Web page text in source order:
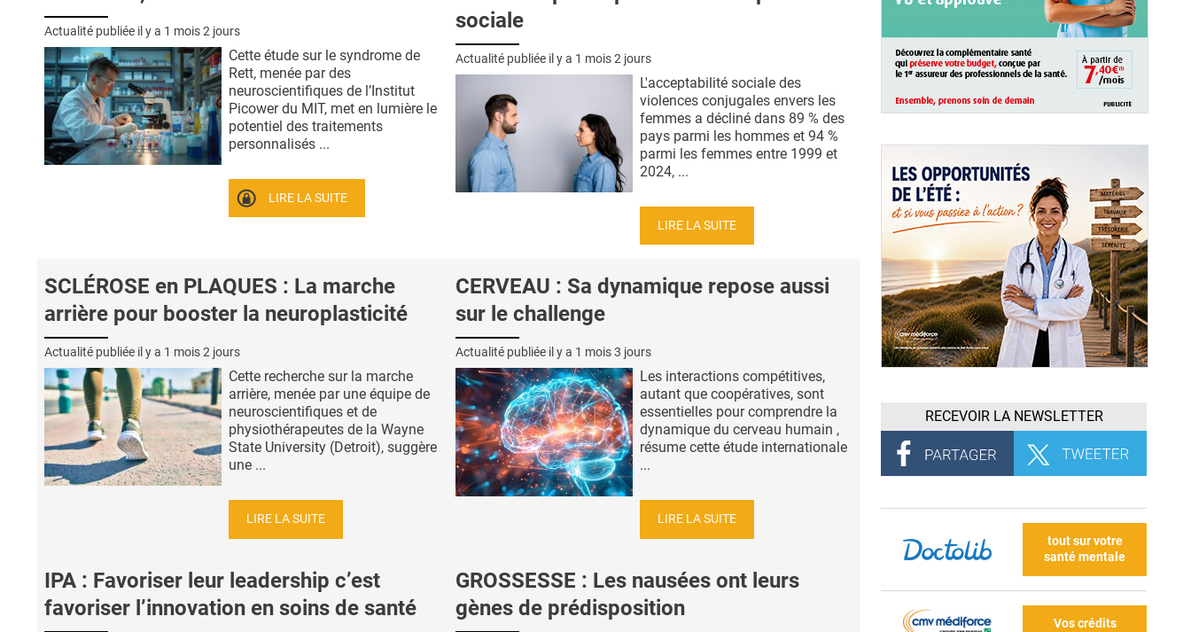
Actualité publiée il y a 1 mois 2 jours
Cette étude sur le syndrome de
Rett, menée par des
neuroscientifiques de l’Institut
Picower du MIT, met en lumière le
potentiel des traitements
personnalisés ...
LIRE LA SUITE
sociale
Actualité publiée il y a 1 mois 2 jours
L'acceptabilité sociale des
violences conjugales envers les
femmes a décliné dans 89 % des
pays parmi les hommes et 94 %
parmi les femmes entre 1999 et
2024, ...
LIRE LA SUITE
SCLÉROSE en PLAQUES : La marche
arrière pour booster la neuroplasticité
Actualité publiée il y a 1 mois 2 jours
Cette recherche sur la marche
arrière, menée par une équipe de
neuroscientifiques et de
physiothérapeutes de la Wayne
State University (Detroit), suggère
une ...
LIRE LA SUITE
CERVEAU : Sa dynamique repose aussi
sur le challenge
Actualité publiée il y a 1 mois 3 jours
Les interactions compétitives,
autant que coopératives, sont
essentielles pour comprendre la
dynamique du cerveau humain ,
résume cette étude internationale
...
LIRE LA SUITE
IPA : Favoriser leur leadership c’est
favoriser l’innovation en soins de santé
GROSSESSE : Les nausées ont leurs
gènes de prédisposition
RECEVOIR LA NEWSLETTER
tout sur votre
santé mentale
Vos crédits